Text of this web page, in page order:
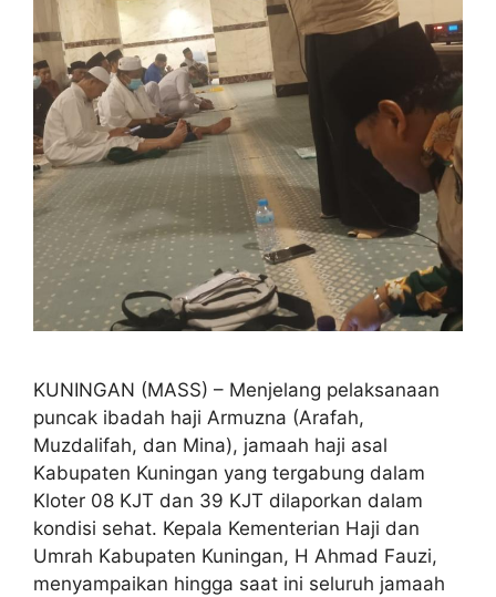
KUNINGAN (MASS) – Menjelang pelaksanaan
puncak ibadah haji Armuzna (Arafah,
Muzdalifah, dan Mina), jamaah haji asal
Kabupaten Kuningan yang tergabung dalam
Kloter 08 KJT dan 39 KJT dilaporkan dalam
kondisi sehat. Kepala Kementerian Haji dan
Umrah Kabupaten Kuningan, H Ahmad Fauzi,
menyampaikan hingga saat ini seluruh jamaah